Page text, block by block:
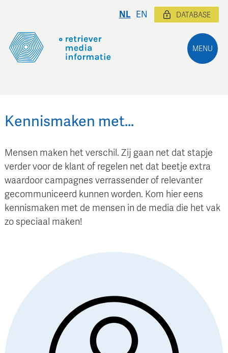
MENU
NL EN DATABASE
Kennismaken met…
Mensen maken het verschil. Zij gaan net dat stapje
verder voor de klant of regelen net dat beetje extra
waardoor campagnes verrassender of relevanter
gecommuniceerd kunnen worden. Kom hier eens
kennismaken met de mensen in de media die het vak
zo speciaal maken!